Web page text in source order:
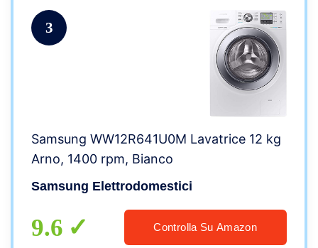
3
Samsung WW12R641U0M Lavatrice 12 kg
Arno, 1400 rpm, Bianco
Samsung Elettrodomestici
9.6 Controlla Su Amazon